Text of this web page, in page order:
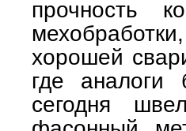
прочность
хорошей
где
сегодня